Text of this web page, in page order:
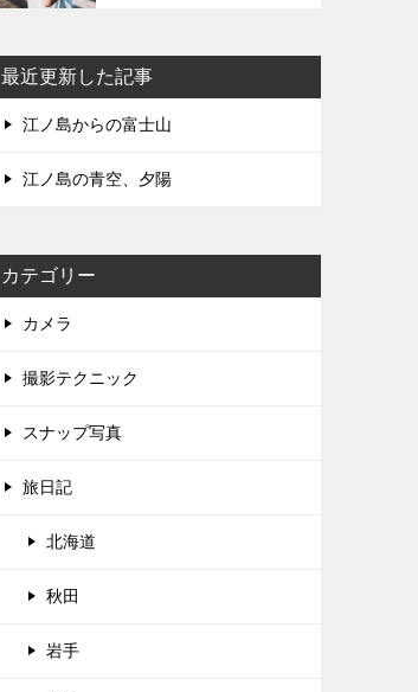
最近更新した記事
江ノ島からの富士山
江ノ島の青空、夕陽
カテゴリー
カメラ
撮影テクニック
スナップ写真
旅日記
北海道
秋田
岩手